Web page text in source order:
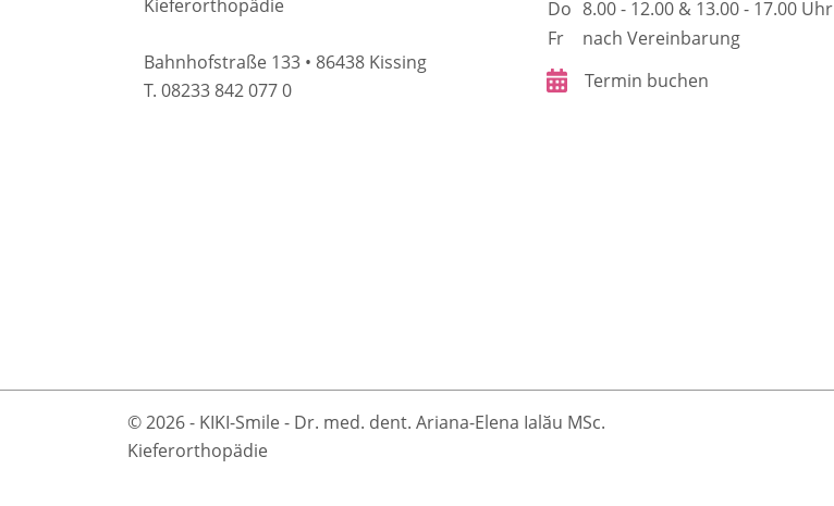
Kieferorthopädie
Bahnhofstraße 133 • 86438 Kissing
T. 08233 842 077 0
Do 8.00 - 12.00 & 13.00 - 17.00 Uhr
Fr
nach Vereinbarung
Termin buchen
© 2026 - KIKI-Smile - Dr. med. dent. Ariana-Elena Ialӑu MSc.
Kieferorthopädie